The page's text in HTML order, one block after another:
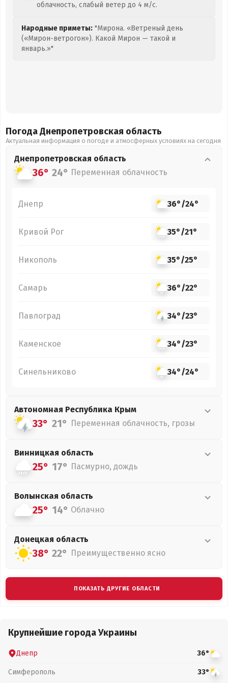
облачность, слабый ветер до 4 м/с.
Народные приметы: "Мирона. «Ветреный день
(«Мирон-ветрогон»). Какой Мирон — такой и
январь.»"
Погода Днепропетровская область
Актуальная информация о погоде и атмосферных условиях на сегодня
Днепропетровская область
36° 24° Переменная облачность
Днепр 36°/24°
Кривой Рог 35°/21°
Никополь 35°/25°
Самарь 36°/22°
Павлоград 34°/23°
Каменское 34°/23°
Синельниково 34°/24°
Автономная Республика Крым
33° 21° Переменная облачность, грозы
Винницкая область
25° 17° Пасмурно, дождь
Волынская область
25° 14° Облачно
Донецкая область
38° 22° Преимущественно ясно
ПОКАЗАТЬ ДРУГИЕ ОБЛАСТИ
Крупнейшие города Украины
Днепр 36°
Симферополь 33°